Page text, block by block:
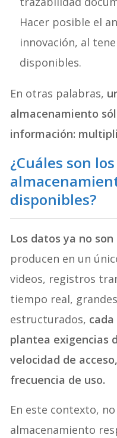
Hacer posible el
innovación, al
disponibles.
En otras palabras,
almacenamiento
información:
¿Cuáles son
disponibles?
Los datos ya no
producen en un
videos, registros
tiempo real,
estructurados,
plantea exigencias
velocidad de
frecuencia de uso.
En este contexto,
almacenamiento